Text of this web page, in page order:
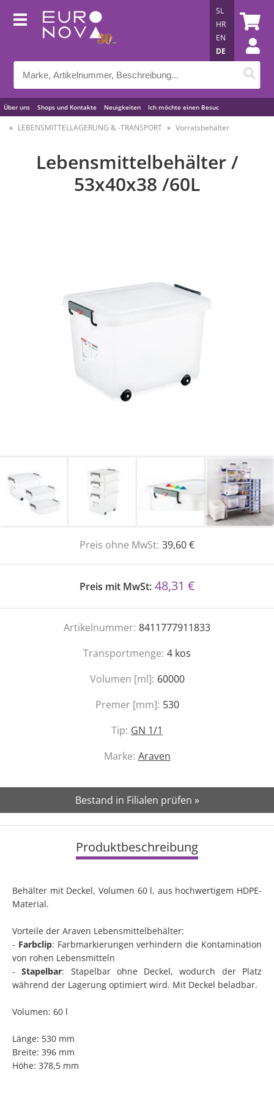
Über uns Shops und Kontakte Neuigkeiten Ich möchte einen Besuc
Nützliche Tipps
SL
HR
EN
DE
LEBENSMITTELLAGERUNG & -TRANSPORT Vorratsbehälter
Lebensmittelbehälter /
53x40x38 /60L
Preis ohne MwSt: 39,60 €
Preis mit MwSt: 48,31 €
Artikelnummer: 8411777911833
Transportmenge: 4 kos
Volumen [ml]: 60000
Premer [mm]: 530
Tip: GN 1/1
Marke: Araven
Bestand in Filialen prüfen »
Produktbeschreibung
Behälter mit Deckel, Volumen 60 l, aus hochwertigem HDPE-
Material.
Vorteile der Araven Lebensmittelbehälter:
- Farbclip: Farbmarkierungen verhindern die Kontamination
von rohen Lebensmitteln
-Stapelbar: Stapelbar ohne Deckel, wodurch der Platz
während der Lagerung optimiert wird. Mit Deckel beladbar.
Volumen: 60 l
Länge: 530 mm
Breite: 396 mm
Höhe: 378,5 mm